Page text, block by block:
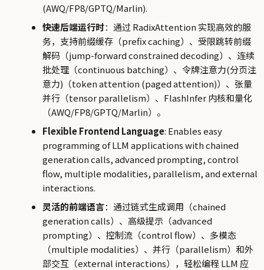
(AWQ/FP8/GPTQ/Marlin).
快速后端运行时：通过 RadixAttention 实现高效的服
务，支持前缀缓存（prefix caching）、受限跳转前缀
解码（jump-forward constrained decoding）、连续
批处理（continuous batching）、令牌注意力(分页注
意力)（token attention (paged attention)）、张量
并行（tensor parallelism）、FlashInfer 内核和量化
（AWQ/FP8/GPTQ/Marlin）。
Flexible Frontend Language: Enables easy
programming of LLM applications with chained
generation calls, advanced prompting, control
flow, multiple modalities, parallelism, and external
interactions.
灵活的前端语言：通过链式生成调用（chained
generation calls）、高级提示（advanced
prompting）、控制流（control flow）、多模态
（multiple modalities）、并行（parallelism）和外
部交互（external interactions），轻松编程 LLM 应